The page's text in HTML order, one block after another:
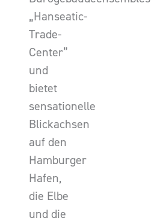
„Hanseatic-
Trade-
Center”
und
bietet
sensationelle
Blickachsen
auf den
Hamburger
Hafen,
die Elbe
und die